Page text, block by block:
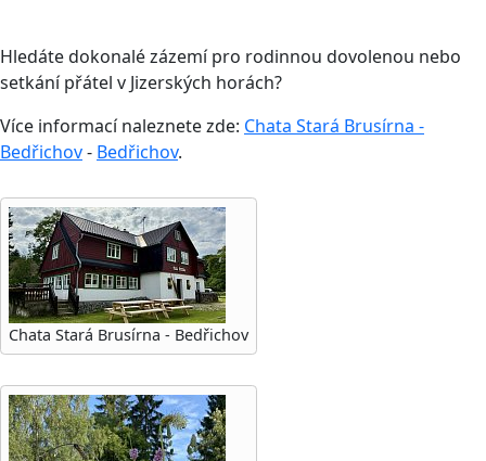
Hledáte dokonalé zázemí pro rodinnou dovolenou nebo
setkání přátel v Jizerských horách?
Více informací naleznete zde: Chata Stará Brusírna -
Bedřichov- Bedřichov.
Chata Stará Brusírna - Bedřichov